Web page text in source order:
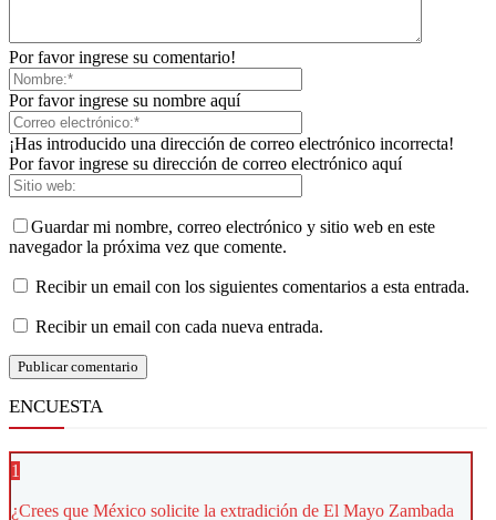
Por favor ingrese su comentario!
Por favor ingrese su nombre aquí
¡Has introducido una dirección de correo electrónico incorrecta!
Por favor ingrese su dirección de correo electrónico aquí
Guardar mi nombre, correo electrónico y sitio web en este
navegador la próxima vez que comente.
Recibir un email con los siguientes comentarios a esta entrada.
Recibir un email con cada nueva entrada.
ENCUESTA
1
¿Crees que México solicite la extradición de El Mayo Zambada